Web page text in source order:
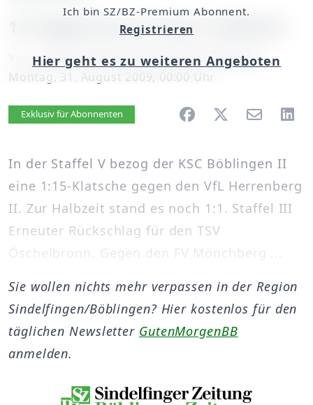
14 Gegentore in einer Halbzeit
Vonunserem Mitarbeiter Bernhard Radunz
Montag, 31. August 2009, 00:00 Uhr
Artikel vorlesen
Exklusiv für Abonnenten
In der Staffel V bezog der KSC Böblingen II
eine 1:15-Klatsche gegen den VfL Herrenberg
II. Zur Halbzeit stand es noch 1:1. Staffel III
Erneuter Rückschlag für den TSV
Öschelbronn. Gegen den FV Mönchberg ...
Ich bin SZ/BZ-Premium Abonnent.
Registrieren
Hier geht es zu weiteren Angeboten
Sie wollen nichts mehr verpassen in der Region
Sindelfingen/Böblingen? Hier kostenlos für den
täglichen Newsletter GutenMorgenBB
anmelden.